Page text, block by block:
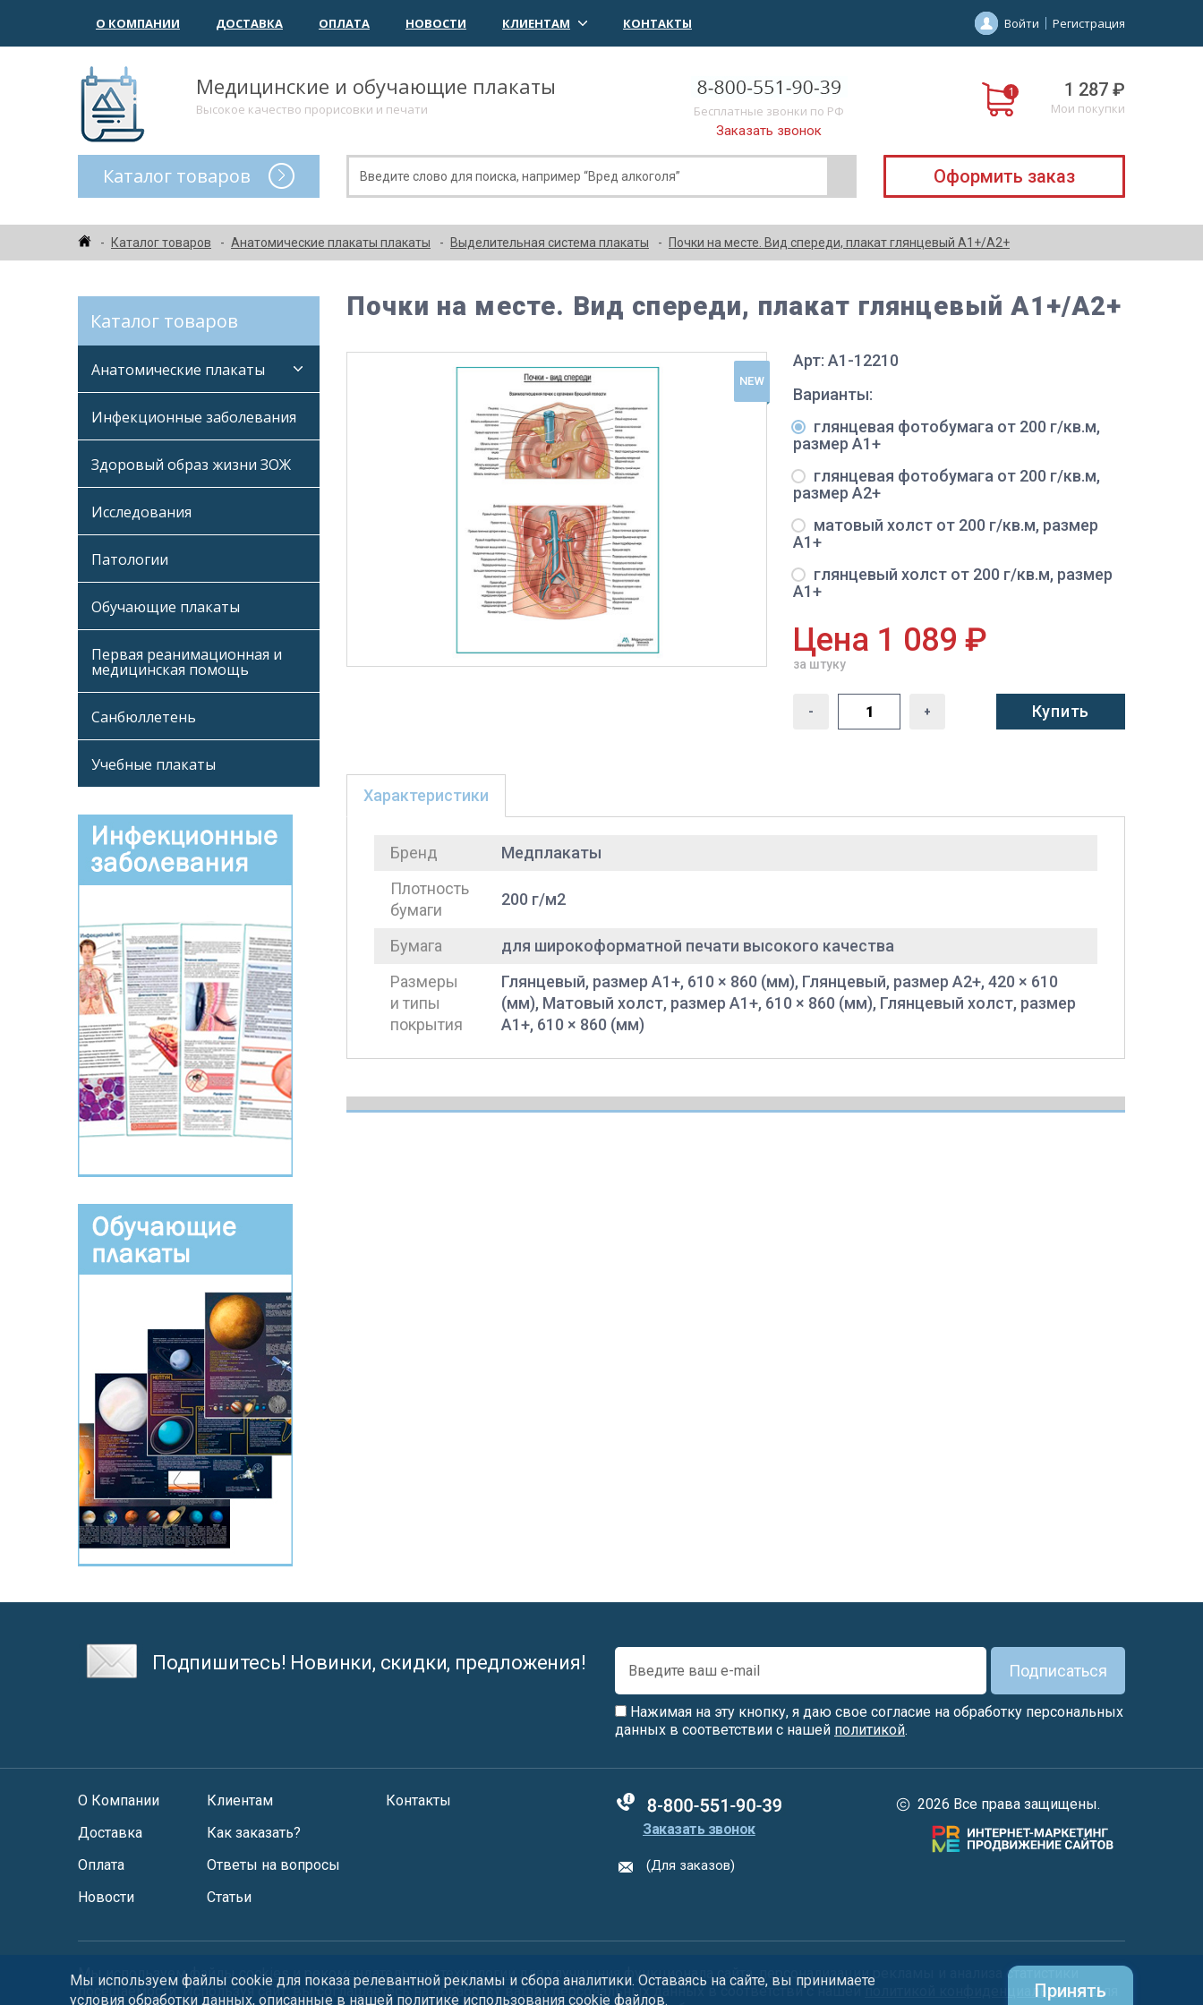
О КОМПАНИИ ДОСТАВКА ОПЛАТА НОВОСТИ КЛИЕНТАМ КОНТАКТЫ Войти Регистрация
Медицинские и обучающие плакаты
Высокое качество прорисовки и печати
Бесплатные звонки по РФ
Заказать звонок
1 287 ₽
Мои покупки
Каталог товаров Оформить заказ
Каталог товаров Анатомические плакаты плакаты Выделительная система плакаты Почки на месте. Вид спереди, плакат глянцевый А1+/А2+
Каталог товаров
Анатомические плакаты
Инфекционные заболевания
Здоровый образ жизни ЗОЖ
Исследования
Патологии
Обучающие плакаты
Первая реанимационная и
медицинская помощь
Санбюллетень
Учебные плакаты
Почки на месте. Вид спереди, плакат глянцевый А1+/А2+
NEW
Арт: A1-12210
Варианты:
глянцевая фотобумага от 200 г/кв.м,
размер A1+
глянцевая фотобумага от 200 г/кв.м,
размер A2+
матовый холст от 200 г/кв.м, размер
A1+
глянцевый холст от 200 г/кв.м, размер
A1+
Цена 1 089 ₽
за штуку
- + Купить
Характеристики
Бренд
Медплакаты
Плотность
бумаги
200 г/м2
Бумага
для широкоформатной печати высокого качества
Размеры
и типы
покрытия
Глянцевый, размер A1+, 610 × 860 (мм), Глянцевый, размер A2+, 420 × 610
(мм), Матовый холст, размер A1+, 610 × 860 (мм), Глянцевый холст, размер
A1+, 610 × 860 (мм)
Подпишитесь! Новинки, скидки, предложения! Подписаться
Нажимая на эту кнопку, я даю свое согласие на обработку персональных
данных в соответствии с нашей политикой.
О Компании
Доставка
Оплата
Новости
Клиентам
Как заказать?
Ответы на вопросы
Статьи
Контакты 88005555550
Заказать звонок
(Для заказов)
2026 Все права защищены.
Мы используем файлыcookiesи рекомендательные технологиидля улучшения функционала сайта, персонализации рекламы и анализа статистики
посещаемости. Используя сайт, вы соглашаетесь на обработку ваших персональных данных в соответстви с нашейполитикой конфиденциальности. Для
Мы используем файлы cookie для показа релевантной рекламы и сбора аналитики. Оставаясь на сайте, вы принимаете
условия обработки данных, описанные в нашей политике использования cookie файлов. Принять